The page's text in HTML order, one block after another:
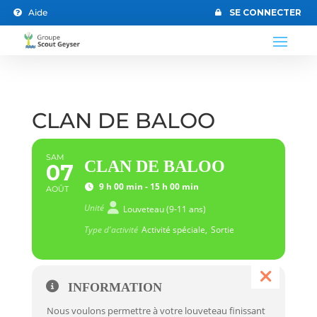
 Aide  SE CONNECTER
CLAN DE BALOO
SAM
07
AOÛT
CLAN DE BALOO
9 h 00 min - 15 h 00 min
Unité
Louveteau (9-11 ans)
Type d'activité Activité spéciale, Sortie
INFORMATION
Nous voulons permettre à votre louveteau finissant